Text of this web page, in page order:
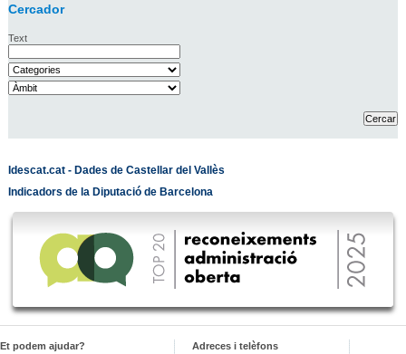
Cercador
Text
Idescat.cat - Dades de Castellar del Vallès
Indicadors de la Diputació de Barcelona
Et podem ajudar?
Adreces i telèfons